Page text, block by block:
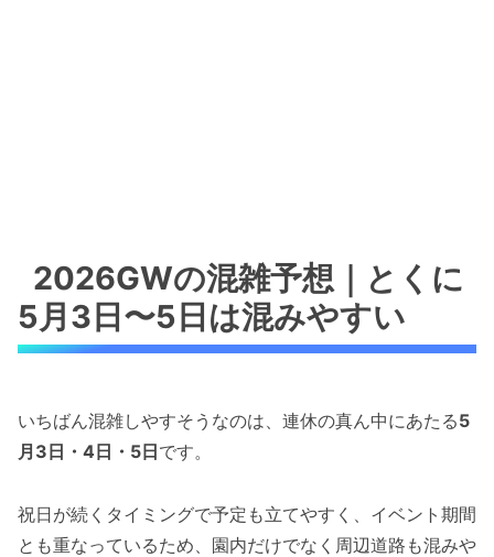
2026GWの混雑予想｜とくに
5月3日〜5日は混みやすい
いちばん混雑しやすそうなのは、連休の真ん中にあたる5
月3日・4日・5日です。
祝日が続くタイミングで予定も立てやすく、イベント期間
とも重なっているため、園内だけでなく周辺道路も混みや